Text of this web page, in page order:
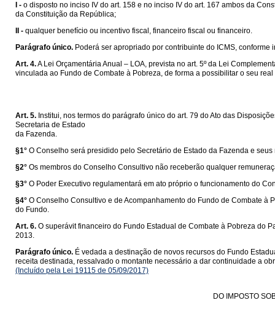
I - o disposto no inciso IV do art. 158 e no inciso IV do art. 167 ambos da
da Constituição da República;
II - qualquer benefício ou incentivo fiscal, financeiro fiscal ou financeiro.
Parágrafo único. Poderá ser apropriado por contribuinte do ICMS, conforme
Art. 4.A Lei Orçamentária Anual – LOA, prevista no art. 5º da Lei
vinculada ao Fundo de Combate à Pobreza, de forma a possibilitar o seu
Art. 5. Institui, nos termos do parágrafo único do art. 79 do Ato das
Secretaria de Estado
da Fazenda.
§1° O Conselho será presidido pelo Secretário de Estado da Fazenda e
§2° Os membros do Conselho Consultivo não receberão qualquer
§3° O Poder Executivo regulamentará em ato próprio o funcionamento do
§4° O Conselho Consultivo e de Acompanhamento do Fundo de Combate
do Fundo.
Art. 6. O superávit financeiro do Fundo Estadual de Combate à Pobreza do
2013.
Parágrafo único. É vedada a destinação de novos recursos do Fundo
receita destinada, ressalvado o montante necessário a dar continuidade a
(Incluído pela Lei 19115 de 05/09/2017)
DO IMPOSTO